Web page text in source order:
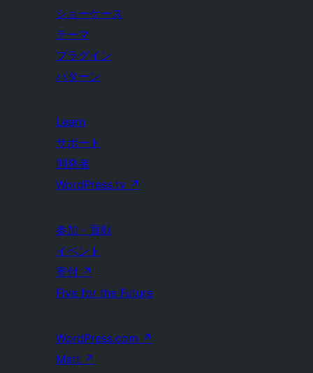
ショーケース
テーマ
プラグイン
パターン
Learn
サポート
開発者
WordPress.tv ↗
参加・貢献
イベント
寄付 ↗
Five for the Future
WordPress.com ↗
Matt ↗